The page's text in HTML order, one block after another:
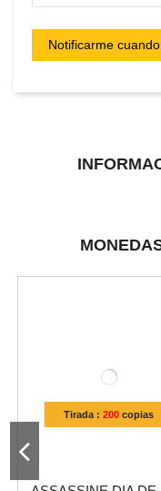
Tirada : 200copias